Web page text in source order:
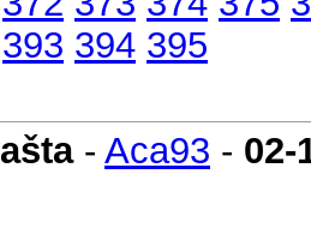
393 394 395
- Aca93 - 02-